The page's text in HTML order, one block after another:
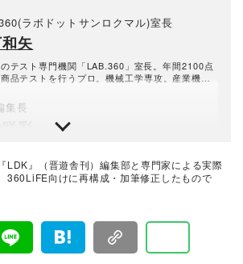
部屋作りのコツを専門家の立場から提案。プチ
ディネートのほか、ホテルライクなスタイリン
とし、雑誌・Webでのスタイリングは多数。
ラボドットサンロクマル)室長
矢
テスト専門機関「LAB.360」室長。年間2100点
品テストを行うプロ。機械工学専攻。産業機械
民間の試験機関で多くの商品テストに従事。テ
の立案から試験デザイン、試験装置の製作、テ
施まで一貫した商品テストを手がける。日用雑貨
心がけている。趣味はプラモデル作り。
集長
ルは収納や日用品、文房具・雑貨など。人気ショ
りも日課。1993年生まれ。2018年に晋遊舎に入社
『MONOQLO』を経て、2023年『LDK』編集
』は2012年の創刊以来、晋遊舎の理念である「遊
、ホンネ」を胸に、消費者目線で本音の商品テス
LDK』（晋遊舎刊）編集部と専門家による実際
360LiFE向けに再構成・加筆修正したもので